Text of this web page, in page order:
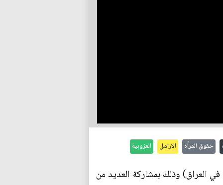
حقوق المرأة الارامل العزوبية
في العراق) وذلك بمشاركة العديد من